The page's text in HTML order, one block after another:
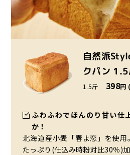
自然派
クパン 1.5
1.5斤 398円
ふわふわでほんのり甘い仕
か！
北海道産小麦「春よ恋」を使
たっぷり(仕込み時粉対比30％)